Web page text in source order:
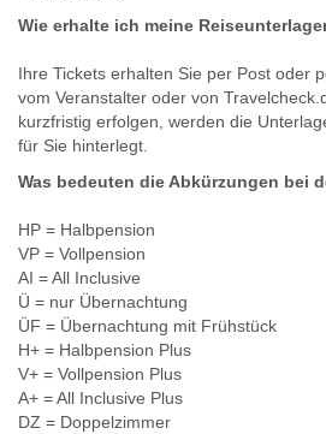
Wie erhalte ich meine
Ihre Tickets erhalten Sie per Post oder
vom Veranstalter oder von
kurzfristig erfolgen, werden die
für Sie hinterlegt.
Was bedeuten die Abkürzungen bei
HP = Halbpension
VP = Vollpension
AI = All Inclusive
Ü = nur Übernachtung
ÜF = Übernachtung mit Frühstück
H+ = Halbpension Plus
V+ = Vollpension Plus
A+ = All Inclusive Plus
DZ = Doppelzimmer